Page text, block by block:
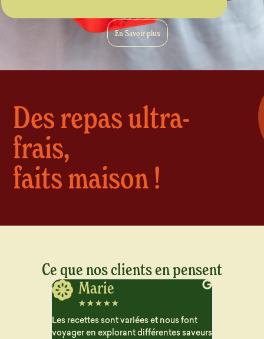
En Savoir plus
Des repas ultra-
frais,
faits maison !
Ce que nos clients en pensent
Jerome
☆☆☆☆☆
Vraiment satisfait des plats que je reçois
pour le semaine. Beaucoup de choix et